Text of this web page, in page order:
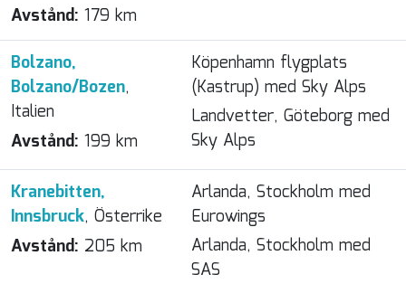
Avstånd: 179 km
Bolzano,
Bolzano/Bozen,
Italien
Avstånd: 199 km
Köpenhamn flygplats
(Kastrup) med Sky Alps
Landvetter, Göteborg med
Sky Alps
Kranebitten,
Innsbruck, Österrike
Avstånd: 205 km
Arlanda, Stockholm med
Eurowings
Arlanda, Stockholm med
SAS